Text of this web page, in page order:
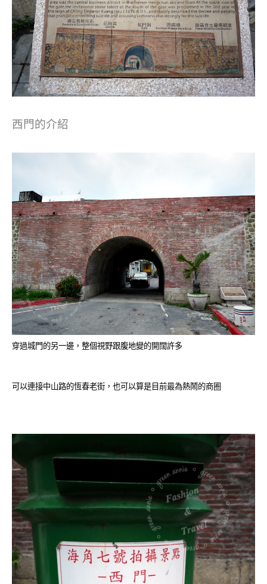
西門的介紹
穿過城門的另一邊， 整個視野跟腹地變的開闊許多
可以連接中山路的恆春老街，也可以算是目前最為熱鬧的商圈